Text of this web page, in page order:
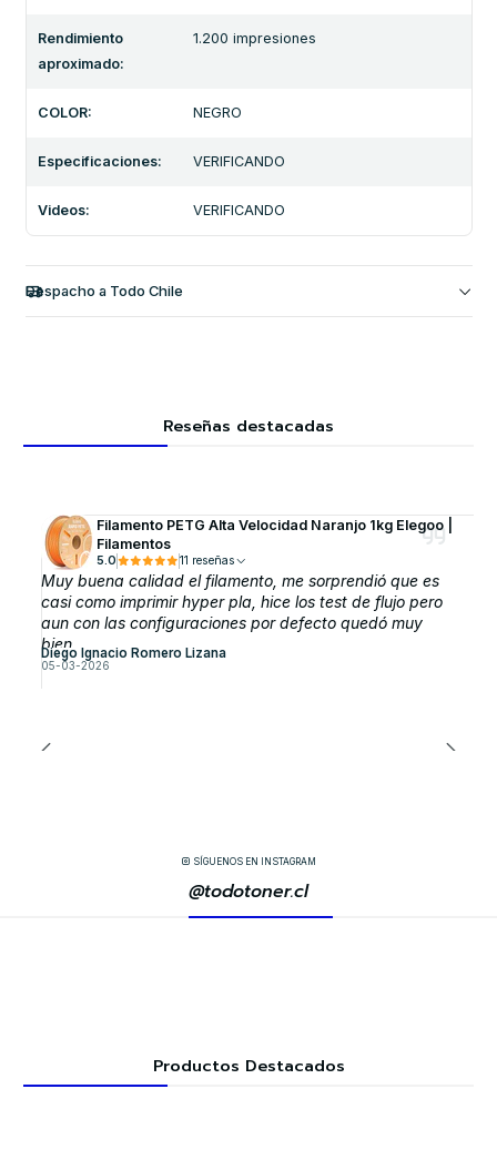
Rendimiento
aproximado:
1.200 impresiones
COLOR: NEGRO
Especificaciones: VERIFICANDO
Videos: VERIFICANDO
Despacho a Todo Chile
Reseñas destacadas
Filamento PETG Alta Velocidad Naranjo 1kg Elegoo |
Filamentos
5.0 11 reseñas
Muy buena calidad el filamento, me sorprendió que es
casi como imprimir hyper pla, hice los test de flujo pero
aun con las configuraciones por defecto quedó muy
bien.
Diego Ignacio Romero Lizana
05-03-2026
SÍGUENOS EN INSTAGRAM
@todotoner.cl
Productos Destacados